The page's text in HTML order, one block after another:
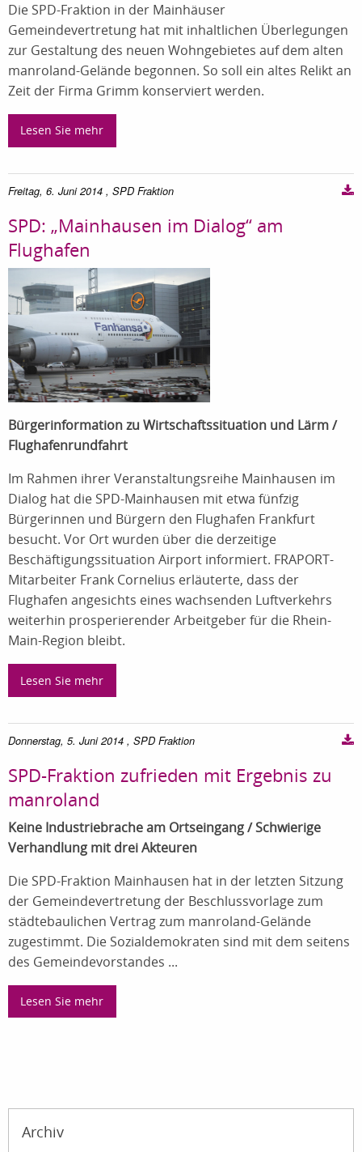
Die SPD-Fraktion in der Mainhäuser
Gemeindevertretung hat mit inhaltlichen Überlegungen
zur Gestaltung des neuen Wohngebietes auf dem alten
manroland-Gelände begonnen. So soll ein altes Relikt an
Zeit der Firma Grimm konserviert werden.
Lesen Sie mehr
Freitag, 6. Juni 2014 , SPD Fraktion
SPD: „Mainhausen im Dialog“ am
Flughafen
Bürgerinformation zu Wirtschaftssituation und Lärm /
Flughafenrundfahrt
Im Rahmen ihrer Veranstaltungsreihe Mainhausen im
Dialog hat die SPD-Mainhausen mit etwa fünfzig
Bürgerinnen und Bürgern den Flughafen Frankfurt
besucht. Vor Ort wurden über die derzeitige
Beschäftigungssituation Airport informiert. FRAPORT-
Mitarbeiter Frank Cornelius erläuterte, dass der
Flughafen angesichts eines wachsenden Luftverkehrs
weiterhin prosperierender Arbeitgeber für die Rhein-
Main-Region bleibt.
Lesen Sie mehr
Donnerstag, 5. Juni 2014 , SPD Fraktion
SPD-Fraktion zufrieden mit Ergebnis zu
manroland
Keine Industriebrache am Ortseingang / Schwierige
Verhandlung mit drei Akteuren
Die SPD-Fraktion Mainhausen hat in der letzten Sitzung
der Gemeindevertretung der Beschlussvorlage zum
städtebaulichen Vertrag zum manroland-Gelände
zugestimmt. Die Sozialdemokraten sind mit dem seitens
des Gemeindevorstandes ...
Lesen Sie mehr
Archiv